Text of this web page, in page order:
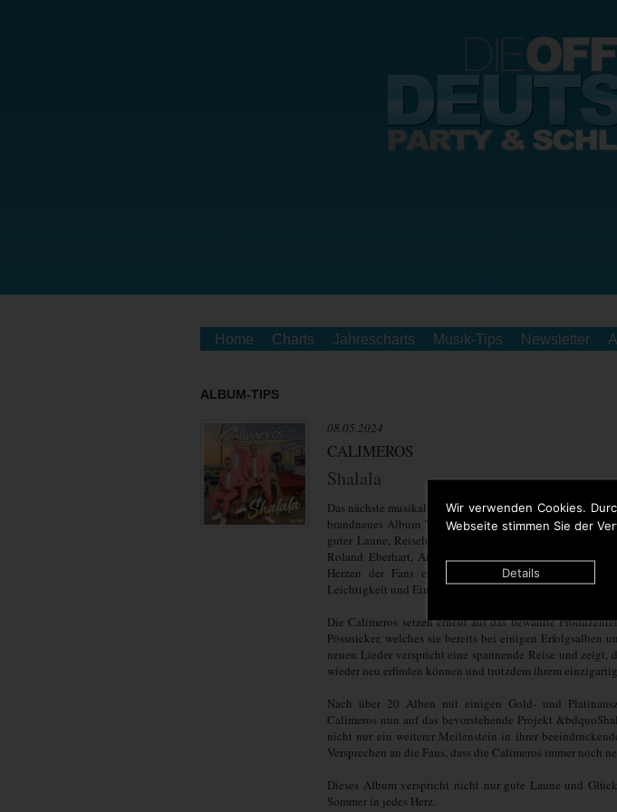
Wir verwenden Cookies.
Webseite stimmen Sie der
Details
Home Charts Jahrescharts Musik-Tips Newsletter
ALBUM-TIPS
08.05.2024
CALIMEROS
Shalala
Das nächste musikalische Abenteuer mit den Calimeros
brandneues Album "Shalala" veröffentlicht und
guter Laune, Reiselust, Sommer und Liebe. Das
Roland Eberhart, Andy Rynert und Andy Steiner, hat
Herzen der Fans erobert und präsentiert nun eine
Leichtigkeit und Einzigartigkeit.
Die Calimeros setzen erneut auf das bewährte
Pössnicker, welches sie bereits bei einigen Erfolgsalben
neuen Lieder verspricht eine spannende Reise und zeigt,
wieder neu erfinden können und trotzdem ihrem
Nach über 20 Alben mit einigen Gold- und
Calimeros nun auf das bevorstehende Projekt
nicht nur ein weiterer Meilenstein in ihrer
Versprechen an die Fans, dass die Calimeros immer noch
Dieses Album verspricht nicht nur gute Laune und
Sommer in jedes Herz.